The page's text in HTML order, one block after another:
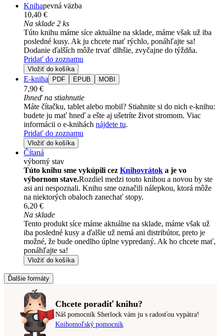
Knihapevná väzba
10,40 €
Na sklade 2 ks
Túto knihu máme síce aktuálne na sklade, máme však už iba
posledné kusy. Ak ju chcete mať rýchlo, ponáhľajte sa!
Dodanie ďalších môže trvať dlhšie, zvyčajne do týždňa.
Pridať do zoznamu
Vložiť do košíka
E-kniha PDF EPUB MOBI
7,90 €
Ihneď na stiahnutie
Máte čítačku, tablet alebo mobil? Stiahnite si do nich e-knihu:
budete ju mať hneď a ešte aj ušetríte život stromom. Viac
informácii o e-knihách nájdete tu.
Pridať do zoznamu
Vložiť do košíka
Čítaná
výborný stav
Túto knihu sme vykúpili cez Knihovrátok a je vo
výbornom stave.Rozdiel medzi touto knihou a novou by ste
asi ani nespoznali. Knihu sme označili nálepkou, ktorá môže
na niektorých obaloch zanechať stopy.
6,20 €
Na sklade
Tento produkt síce máme aktuálne na sklade, máme však už
iba posledné kusy a ďalšie už nemá ani distribútor, preto je
možné, že bude onedlho úplne vypredaný. Ak ho chcete mať,
ponáhľajte sa!
Vložiť do košíka
Ďalšie formáty
Chcete poradiť knihu?
Náš pomocník Sherlock vám ju s radosťou vypátra!
Knihomoľský pomocník